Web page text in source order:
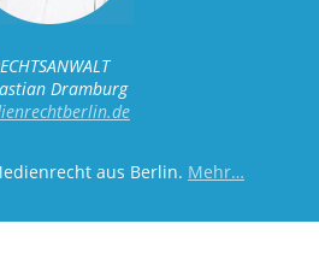
Dramburg
aus Berlin. Mehr…